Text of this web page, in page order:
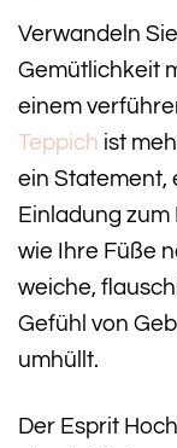
Verwandeln
Gemütlichkeit
einem
Teppich ist
ein Statement,
Einladung zum
wie Ihre Füße
weiche,
Gefühl von
umhüllt.
Der Esprit